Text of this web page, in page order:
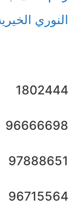
النوري
1802444
96666698
97888651
96715564